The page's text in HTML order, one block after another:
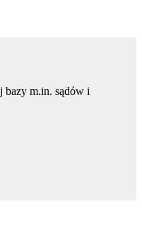
bazy m.in. sądów i